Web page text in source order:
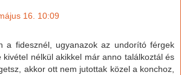
16. 10:09
a fidesznél, ugyanazok az undorító férgek
kivétel nélkül akikkel már anno találkoztál és
akkor ott nem jutottak közel a konchoz,